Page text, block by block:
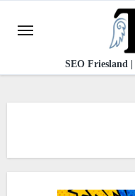
naar
SEO Friesland